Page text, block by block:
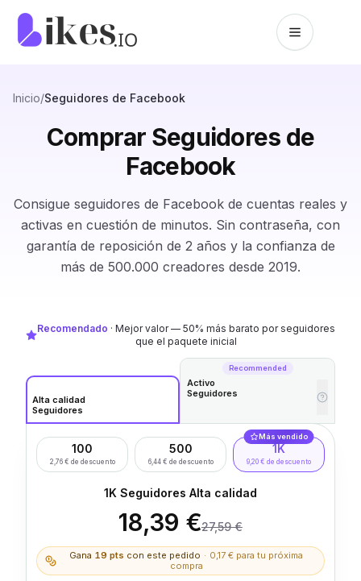
Saltar al contenido
Inicio/Seguidores de Facebook
Comprar Seguidores de
Facebook
Consigue seguidores de Facebook de cuentas reales y
activas en cuestión de minutos. Sin contraseña, con
garantía de reposición de 2 años y la confianza de
más de 500.000 creadores desde 2019.
Recomendado · Mejor valor — 50% más barato por seguidores
que el paquete inicial
Alta calidad
Seguidores
Recommended
Activo
Seguidores
100
2,76 € de descuento
500
6,44 € de descuento
Más vendido
1K
9,20 € de descuento
1K Seguidores Alta calidad
18,39 €27,59 €
Gana 19 pts con este pedido · 0,17 € para tu próxima
compra